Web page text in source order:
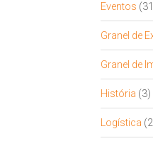
Eventos
Granel de
Granel de
História (3)
Logística